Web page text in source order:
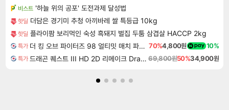
비스트 '하늘 위의 공포' 도전과제 달성법
핫딜 더담은 경기미 추청 아끼바레 쌀 특등급 10kg
핫딜 플라이팜 보리먹인 숙성 흑돼지 벌집 두툼 삼겹살 HACCP 2kg
특가 더 킹 오브 파이터즈 98 얼티밋 매치 파이널 에디션 THE KING OF FIGHTERS 98 ULTIMATE MATCH FINAL EDITION 70%4,800원 10%
특가 드래곤 퀘스트 III HD 2D 리메이크 Dragon Quest III HD 2D Remake 69,800원50%34,900원